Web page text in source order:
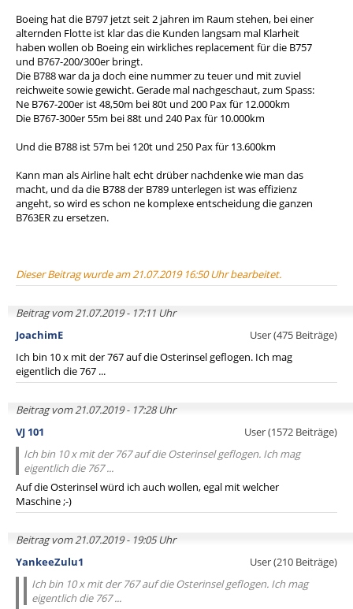
Boeing hat die B797 jetzt seit 2 jahren im Raum stehen, bei einer
alternden Flotte ist klar das die Kunden langsam mal Klarheit
haben wollen ob Boeing ein wirkliches replacement für die B757
und B767-200/300er bringt.
Die B788 war da ja doch eine nummer zu teuer und mit zuviel
reichweite sowie gewicht. Gerade mal nachgeschaut, zum Spass:
Ne B767-200er ist 48,50m bei 80t und 200 Pax für 12.000km
Die B767-300er 55m bei 88t und 240 Pax für 10.000km
Und die B788 ist 57m bei 120t und 250 Pax für 13.600km
Kann man als Airline halt echt drüber nachdenke wie man das
macht, und da die B788 der B789 unterlegen ist was effizienz
angeht, so wird es schon ne komplexe entscheidung die ganzen
B763ER zu ersetzen.
Dieser Beitrag wurde am 21.07.2019 16:50 Uhr bearbeitet.
Beitrag vom 21.07.2019 - 17:11 Uhr
JoachimE
User (475 Beiträge)
Ich bin 10 x mit der 767 auf die Osterinsel geflogen. Ich mag
eigentlich die 767 ...
Beitrag vom 21.07.2019 - 17:28 Uhr
VJ 101
User (1572 Beiträge)
Ich bin 10 x mit der 767 auf die Osterinsel geflogen. Ich mag
eigentlich die 767 ...
Auf die Osterinsel würd ich auch wollen, egal mit welcher
Maschine ;-)
Beitrag vom 21.07.2019 - 19:05 Uhr
YankeeZulu1
User (210 Beiträge)
Ich bin 10 x mit der 767 auf die Osterinsel geflogen. Ich mag
eigentlich die 767 ...